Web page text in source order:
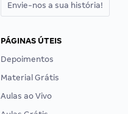
Envie-nos a sua história!
PÁGINAS ÚTEIS
Depoimentos
Material Grátis
Aulas ao Vivo